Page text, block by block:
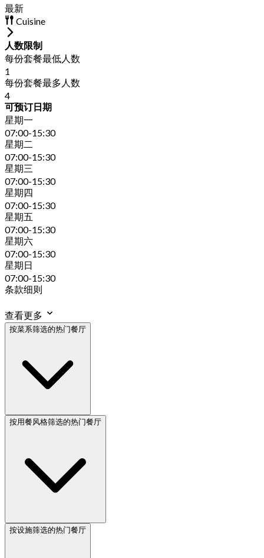
最新
Cuisine
人数限制
每份套餐最低人数
1
每份套餐最多人数
4
可预订日期
星期一
07:00-15:30
星期二
07:00-15:30
星期三
07:00-15:30
星期四
07:00-15:30
星期五
07:00-15:30
星期六
07:00-15:30
星期日
07:00-15:30
条款细则
查看更多
按菜系筛选的热门餐厅
按用餐风格筛选的热门餐厅
按设施筛选的热门餐厅